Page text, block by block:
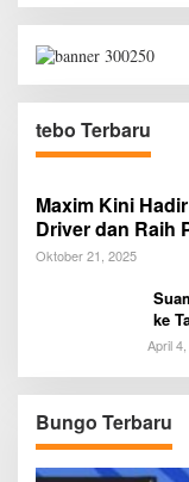
tebo Terbaru
Maxim Kini
Driver dan Raih
Oktober 21, 2025
ke
April
Bungo Terbaru